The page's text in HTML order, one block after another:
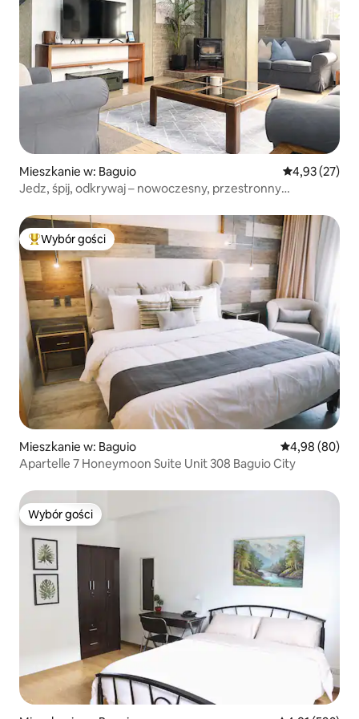
Mieszkanie w: Baguio Średnia
4,93 (27)
Jedz, śpij, odkrywaj – nowoczesny, przestronny
Najpopularniejsze z kategorii Wybór gości
Wybór gości
Mieszkanie w: Baguio Średnia
4,98 (80)
Apartelle 7 Honeymoon Suite Unit 308 Baguio City
Wybór gości
Wybór gości